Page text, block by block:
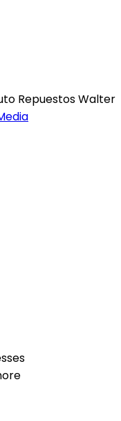
Repuestos Walter